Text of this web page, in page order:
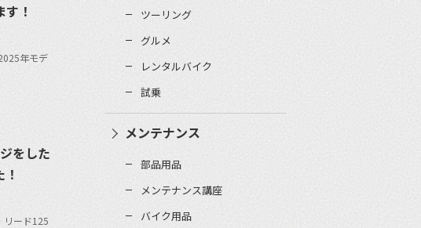
！
年モデ
をした
リード125
ツーリング
グルメ
レンタルバイク
試乗
メンテナンス
部品用品
メンテナンス講座
バイク用品